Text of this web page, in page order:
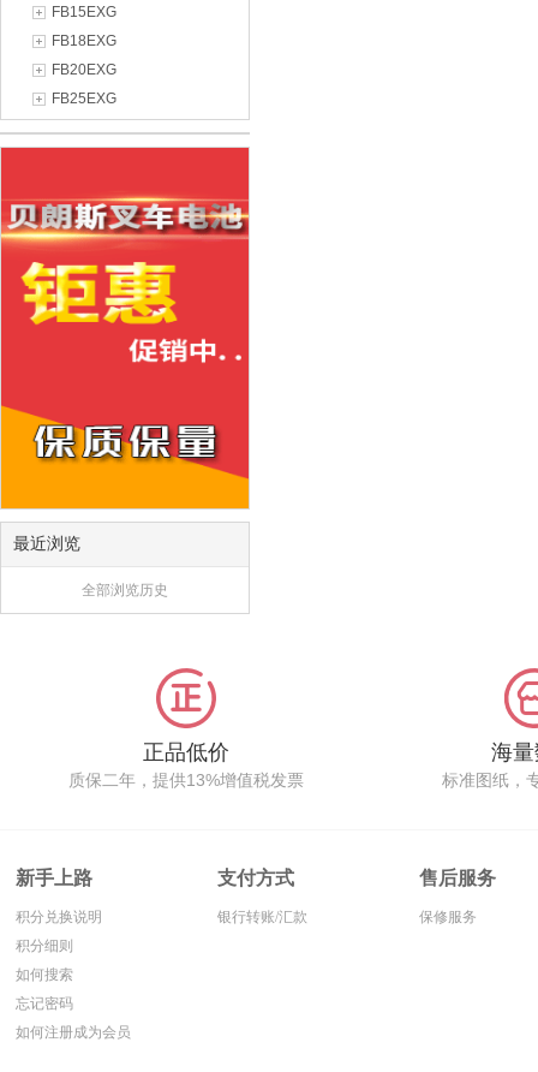
FB15EXG
FB18EXG
FB20EXG
FB25EXG
最近浏览
全部浏览历史
正品低价
质保二年，提供13%增值税发票
海
标准图纸，
新手上路
积分兑换说明
积分细则
如何搜索
忘记密码
如何注册成为会员
支付方式
银行转账/汇款
售后服务
保修服务